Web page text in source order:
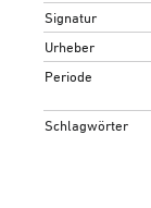
Signatur
Urheber
Periode
Schlagwörter